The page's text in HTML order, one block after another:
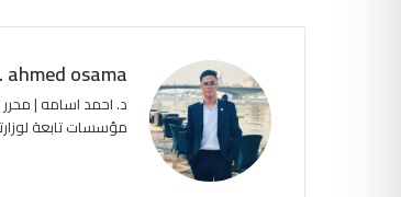
ahmed osama
د. احمد اسامه |
مؤسسات تابعة لوزارتي